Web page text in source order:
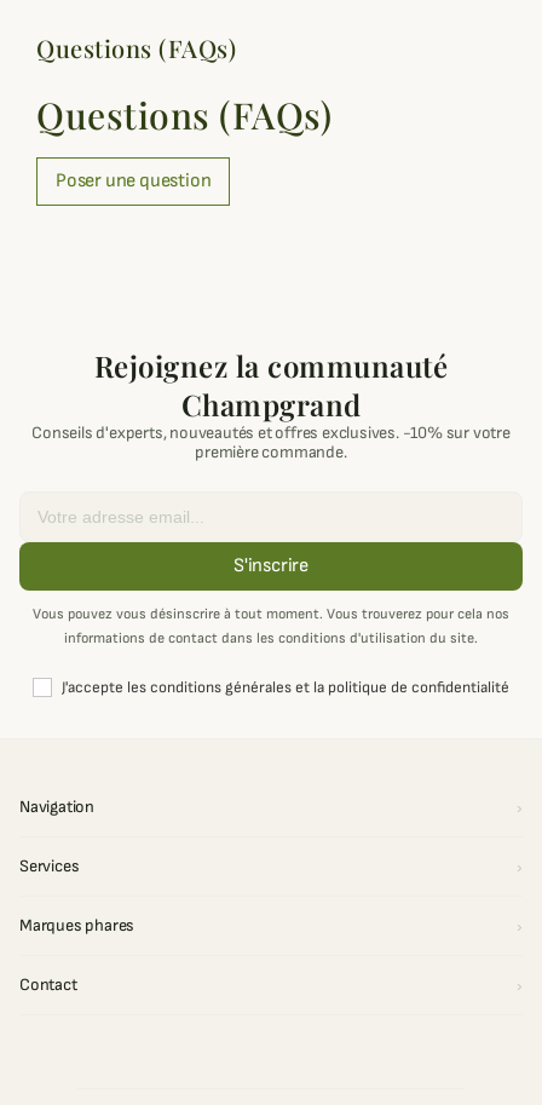
Questions (FAQs)
Questions (FAQs)
Poser une question
Rejoignez la communauté
Champgrand
Conseils d'experts, nouveautés et offres exclusives. -10% sur votre
première commande.
S'inscrire
Vous pouvez vous désinscrire à tout moment. Vous trouverez pour cela nos
informations de contact dans les conditions d'utilisation du site.
J'accepte les conditions générales et la politique de confidentialité
Navigation
Services
Marques phares
Contact